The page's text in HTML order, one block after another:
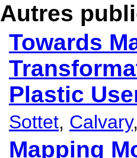
Autres
Towards
Plastic
Sottet, Calvary
Mapping